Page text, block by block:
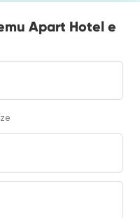
Apart Hotel e